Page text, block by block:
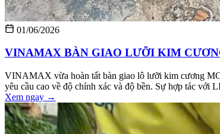
01/06/2026
VINAMAX BÀN GIAO LƯỠI KIM
VINAMAX vừa hoàn tất bàn giao lô lưỡi kim cương
yêu cầu cao về độ chính xác và độ bền. Sự hợp tác
Xem ngay →